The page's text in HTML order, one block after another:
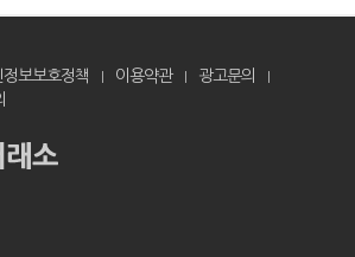
정보보호정책 이용약관
광고문의